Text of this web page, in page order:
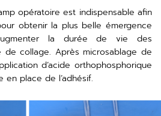
opératoire est indispensable afin
obtenir la plus belle émergence
la durée de vie des
collage. Après microsablage de
d’acide orthophosphorique
en place de l’adhésif.